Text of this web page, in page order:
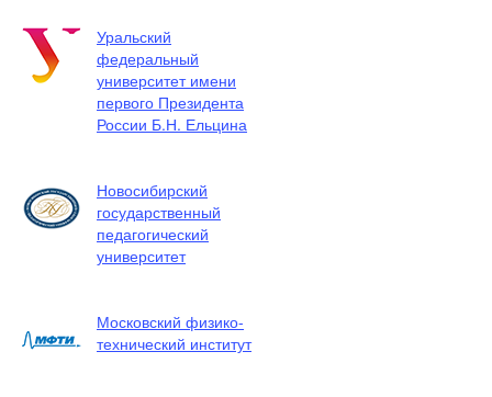
Уральский
федеральный
университет имени
первого Президента
России Б.Н. Ельцина
Новосибирский
государственный
педагогический
университет
Московский физико-
технический институт